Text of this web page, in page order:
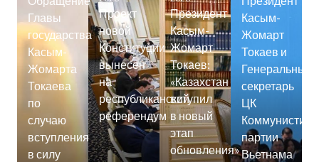
Главы
государства
Касым-
Жомарта
Токаева
по
случаю
вступления
в силу
Проект
новой
Конституции
вынесен
на
республиканский
референдум
Президент
Касым-
Жомарт
Токаев:
«Казахстан
вступил
в новый
этап
обновления»
Касым-
Жомарт
Токаев и
Генеральный
секретарь
ЦК
партии
Вьетнама